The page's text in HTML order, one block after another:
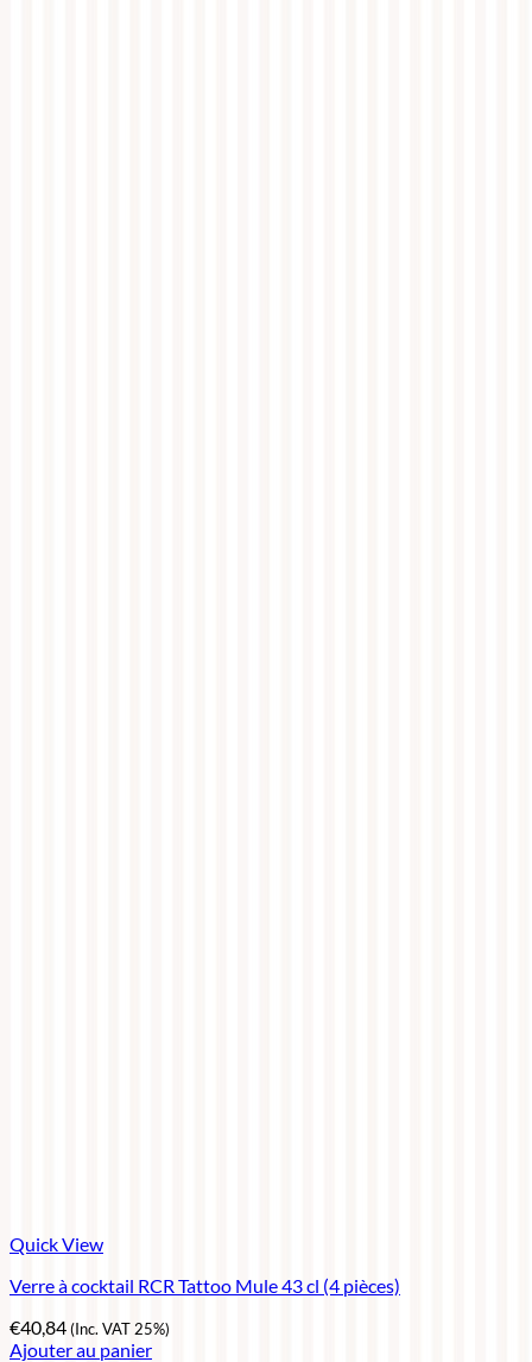
Quick View
Verre à cocktail RCR Tattoo Mule 43 cl (4 pièces)
€40,84(Inc. VAT 25%)
Ajouter au panier